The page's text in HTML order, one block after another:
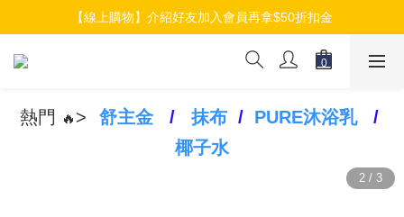
【線上購物】加入會員就送$100元購物金
【線上購物】介紹好友加入會員再拿$50折扣金
【線上購物】加入會員就送$100元購物金
熱門 🔥 > 舒主金 / 抹布 / PURE沐浴乳
/
椰子水